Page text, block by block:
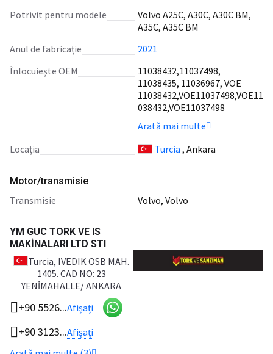
Potrivit pentru modele
Volvo A25C, A30C, A30C BM,
A35C, A35C BM
Anul de fabricație
2021
Înlocuiește OEM
11038432,11037498,
11038435, 11036967, VOE
11038432,VOE11037498,VOE11
038432,VOE11037498
Arată mai multe
Locația
Turcia , Ankara
Motor/transmisie
transmisie Volvo, Volvo
YM GUC TORK VE IS
MAKİNALARI LTD STI
Turcia, IVEDIK OSB MAH.
1405. CAD NO: 23
YENİMAHALLE/ ANKARA
+90 5526...Afișați
+90 3123...Afișați